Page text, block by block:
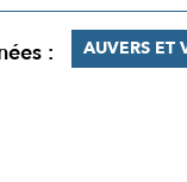
: AUVERS ET